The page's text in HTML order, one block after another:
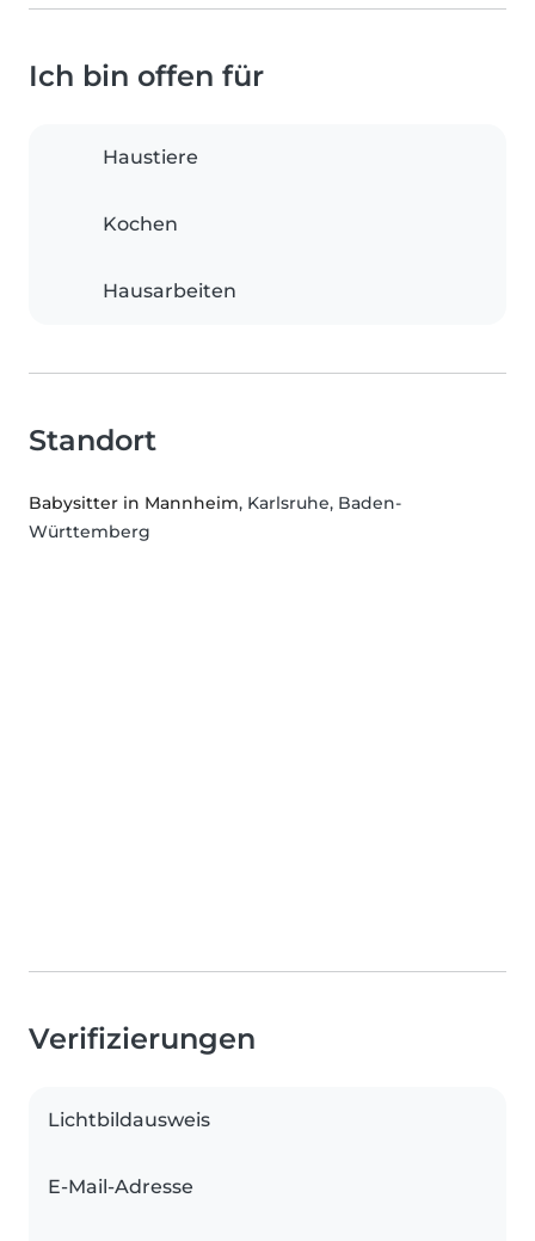
Ich bin offen für
Haustiere
Kochen
Hausarbeiten
Standort
Babysitter in Mannheim, Karlsruhe, Baden-
Württemberg
Verifizierungen
Lichtbildausweis
E-Mail-Adresse